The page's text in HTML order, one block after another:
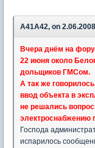
A41A42, on
Вчера днём на
22 июня около
дольщиков ГМСом.
А так же
ввод объекта в
не решались
электроснабжению
Господа
испарилось